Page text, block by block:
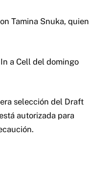
Tamina Snuka, quien
a Cell del domingo
selección del Draft
autorizada para